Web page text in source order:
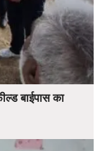
बाईपास का